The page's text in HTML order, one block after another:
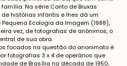
Na série Conto de Bruxas
histórias infantis e lhes dá um
Ecologia da Imagem (1988),
vez, de fotografias de anônimos, o
de sua obra.
focados na questão do anonimato é
fotografias 3 x 4 de operários que
de Brasília na década de 1950,